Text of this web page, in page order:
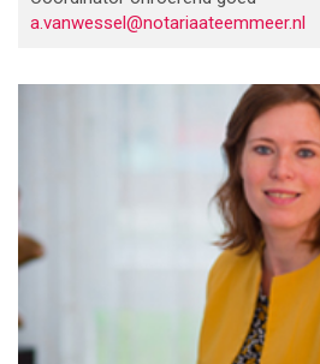
a.vanwessel@notariaateemmeer.nl